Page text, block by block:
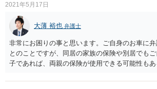
2021年5月17日
大薄 裕也 弁護士
非常にお困りの事と思います。ご自身のお車に
とのことですが、同居の家族の保険や別居でも
子であれば、両親の保険が使用できる可能性も
特約がない場合の対応についてですが、まずは